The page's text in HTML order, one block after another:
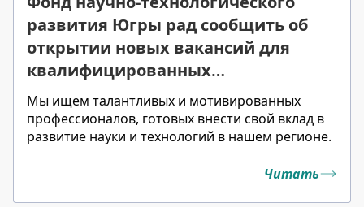
развития Югры рад сообщить об
открытии новых вакансий для
квалифицированных
специалистов.
Мы ищем талантливых и мотивированных
профессионалов, готовых внести свой вклад в
развитие науки и технологий в нашем регионе.
Читать